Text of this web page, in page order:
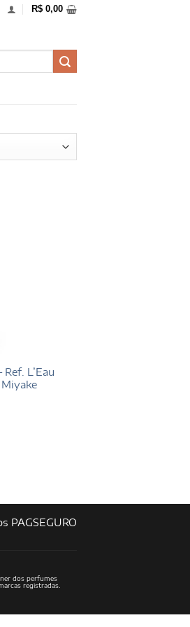
R$ 0,00
L’Eau
PAGSEGURO
dos perfumes
registradas.